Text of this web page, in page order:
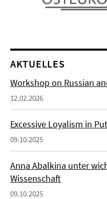
AKTUELLES
Workshop on Russian
12.02.2026
Excessive Loyalism in
09.10.2025
Anna Abalkina unter
Wissenschaft
09.10.2025